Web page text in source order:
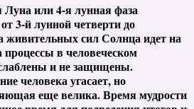
или 4-я лунная фаза
3-й лунной четверти до
живительных сил Солнца идет на
процессы в человеческом
и не защищены.
человека угасает, но
еще велика. Время мудрости